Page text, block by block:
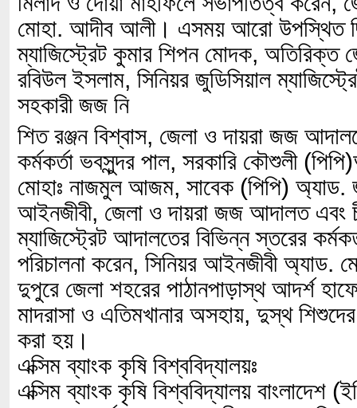
মোহা. আদীব আলী। এসময় আরো উপস্থিত
ম্যাজিস্ট্রেট কুমার শিপন মোদক, অতিরিক্ত
রবিউল ইসলাম, সিনিয়র জুডিসিয়াল
সহকারী জজ নি
শিত রঞ্জন বিশ্বাস, জেলা ও দায়রা জজ
কর্মকর্তা ভবসুন্দর পাল, সরকারি কৌশুলী
মোহাঃ নাজমুল আজম, সাবেক (পিপি) অ্যাড.
আইনজীবী, জেলা ও দায়রা জজ আদালত এবং
ম্যাজিস্ট্রেট আদালতের বিভিন্ন স্তরের
পরিচালনা করেন, সিনিয়র আইনজীবী
দুপুরে জেলা শহরের পাঠানপাড়াস্থ আদর্শ
মাদরাসা ও এতিমখানার অসহায়, দুস্থ শিশুদের
করা হয়।
এক্সিম ব্যাংক কৃষি বিশ্ববিদ্যালয়ঃ
এক্সিম ব্যাংক কৃষি বিশ্ববিদ্যালয় বাংলাদেশ